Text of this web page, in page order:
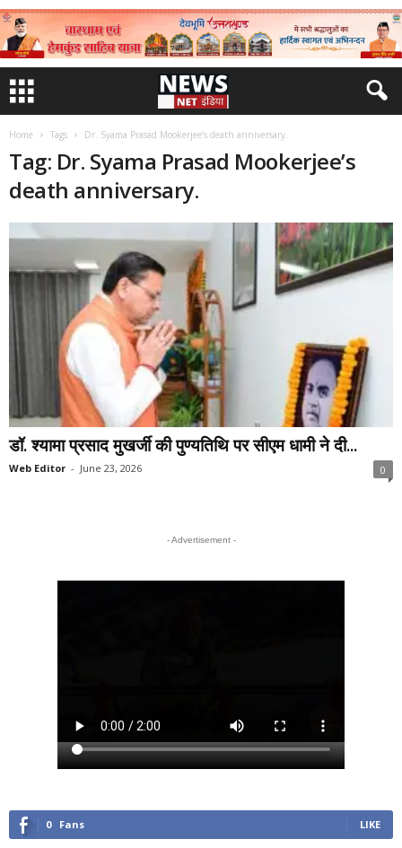
Home Tags Dr. Syama Prasad Mookerjee’s death anniversary.
Tag: Dr. Syama Prasad Mookerjee’s
death anniversary.
डॉ. श्यामा प्रसाद मुखर्जी की पुण्यतिथि पर सीएम धामी ने दी...
Web Editor - June 23, 2026 0
- Advertisement -
0 Fans LIKE